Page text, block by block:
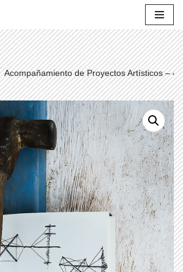
Acompañamiento de Proyectos Artísticos – 4